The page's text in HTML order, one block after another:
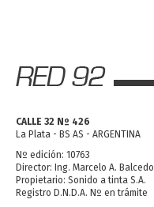
CALLE 32 Nº 426
La Plata - BS AS - ARGENTINA
Nº edición: 10763
Director: Ing. Marcelo A. Balcedo
Propietario: Sonido a tinta S.A.
Registro D.N.D.A. Nº en trámite